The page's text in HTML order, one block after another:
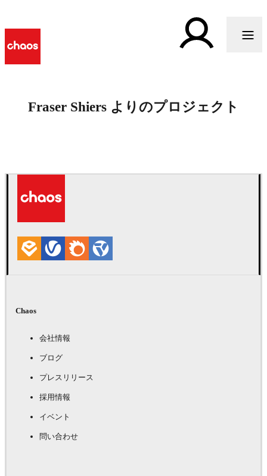
Fraser Shiers よりのプロジェクト
Chaos
会社情報
ブログ
プレスリリース
採用情報
イベント
問い合わせ